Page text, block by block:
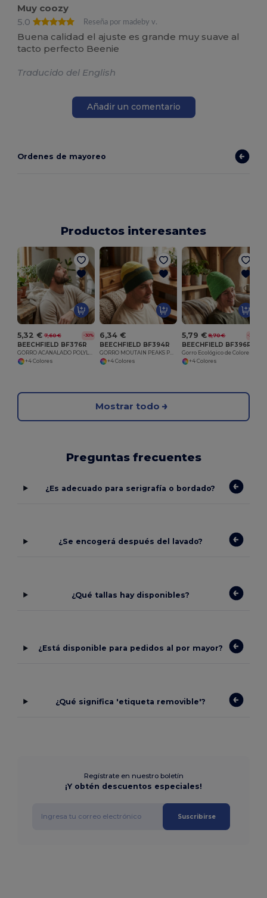
Muy coozy
5.0
Reseña por madeby v.
Buena calidad el ajuste es grande muy suave al
tacto perfecto Beenie
Traducido del English
Añadir un comentario
Ordenes de mayoreo
Productos interesantes
5,32 € 7,60 € -30%
BEECHFIELD BF376R
+4 Colores
6,34 €
BEECHFIELD BF394R
+4 Colores
5,79 € 8,70 € -33%
BEECHFIELD BF396R
+4 Colores
Mostrar todo
Preguntas frecuentes
¿Es adecuado para serigrafía o bordado?
¿Se encogerá después del lavado?
¿Qué tallas hay disponibles?
¿Está disponible para pedidos al por mayor?
¿Qué significa 'etiqueta removible'?
Regístrate en nuestro boletín
¡Y obtén descuentos especiales!
Suscribirse